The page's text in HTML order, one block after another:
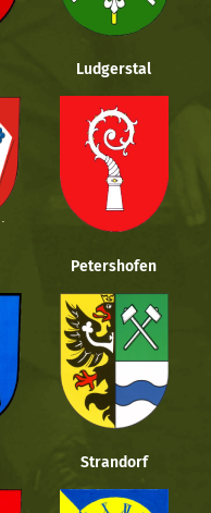
Ludgerstal
Petershofen
Strandorf